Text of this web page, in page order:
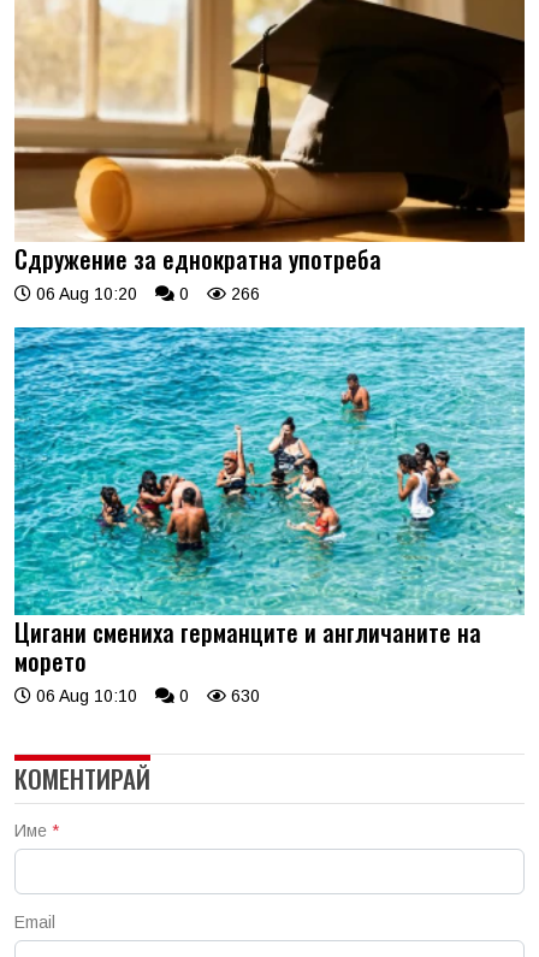
Сдружение за еднократна употреба
06 Aug 10:20 0 266
Цигани смениха германците и англичаните на
морето
06 Aug 10:10 0 630
КОМЕНТИРАЙ
Име *
Email